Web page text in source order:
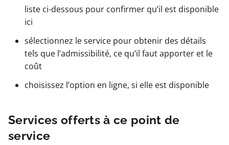
liste ci-dessous pour confirmer qu’il est disponible
ici
sélectionnez le service pour obtenir des détails
tels que l’admissibilité, ce qu’il faut apporter et le
coût
choisissez l’option en ligne, si elle est disponible
Services offerts à ce point de
service